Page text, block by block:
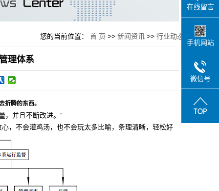
您的当前位置： 首 页 >> 新闻资讯 >> 行业动态
理体系
折腾的东西。
，并且不断改进。”
，不会灌鸡汤，也不会玩太多比喻，条理清晰，轻松好
在线留言
手机网站
微信号